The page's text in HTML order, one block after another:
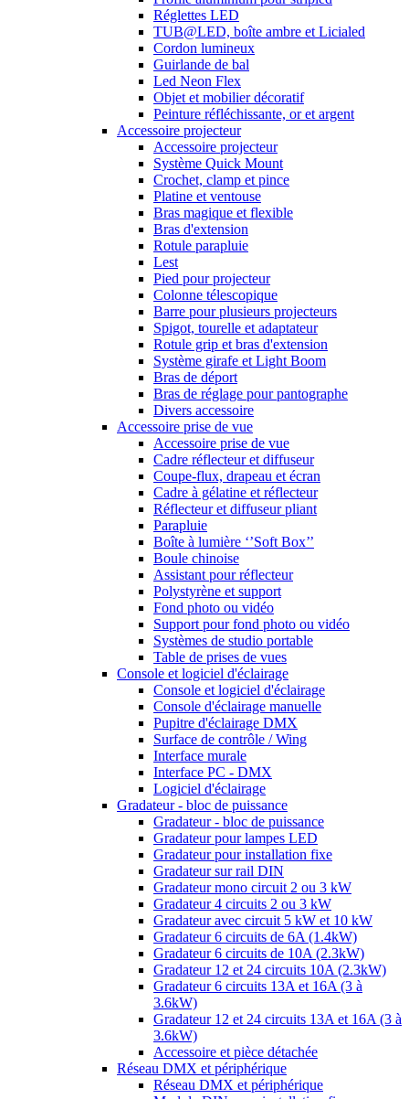
Réglettes LED
TUB@LED, boîte ambre et Licialed
Cordon lumineux
Guirlande de bal
Led Neon Flex
Objet et mobilier décoratif
Peinture réfléchissante, or et argent
Accessoire projecteur
Accessoire projecteur
Système Quick Mount
Crochet, clamp et pince
Platine et ventouse
Bras magique et flexible
Bras d'extension
Rotule parapluie
Lest
Pied pour projecteur
Colonne télescopique
Barre pour plusieurs projecteurs
Spigot, tourelle et adaptateur
Rotule grip et bras d'extension
Système girafe et Light Boom
Bras de déport
Bras de réglage pour pantographe
Divers accessoire
Accessoire prise de vue
Accessoire prise de vue
Cadre réflecteur et diffuseur
Coupe-flux, drapeau et écran
Cadre à gélatine et réflecteur
Réflecteur et diffuseur pliant
Parapluie
Boîte à lumière ‘’Soft Box’’
Boule chinoise
Assistant pour réflecteur
Polystyrène et support
Fond photo ou vidéo
Support pour fond photo ou vidéo
Systèmes de studio portable
Table de prises de vues
Console et logiciel d'éclairage
Console et logiciel d'éclairage
Console d'éclairage manuelle
Pupitre d'éclairage DMX
Surface de contrôle / Wing
Interface murale
Interface PC - DMX
Logiciel d'éclairage
Gradateur - bloc de puissance
Gradateur - bloc de puissance
Gradateur pour lampes LED
Gradateur pour installation fixe
Gradateur sur rail DIN
Gradateur mono circuit 2 ou 3 kW
Gradateur 4 circuits 2 ou 3 kW
Gradateur avec circuit 5 kW et 10 kW
Gradateur 6 circuits de 6A (1.4kW)
Gradateur 6 circuits de 10A (2.3kW)
Gradateur 12 et 24 circuits 10A (2.3kW)
Gradateur 6 circuits 13A et 16A (3 à
3.6kW)
Gradateur 12 et 24 circuits 13A et 16A (3 à
3.6kW)
Accessoire et pièce détachée
Réseau DMX et périphérique
Réseau DMX et périphérique